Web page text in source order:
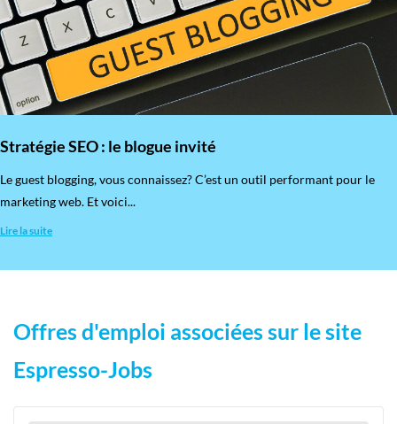
Stratégie SEO : le blogue invité
​Le guest blogging, vous connaissez? C’est un outil performant pour le
marketing web. Et voici...
Lire la suite
Offres d'emploi associées sur le site
Espresso-Jobs